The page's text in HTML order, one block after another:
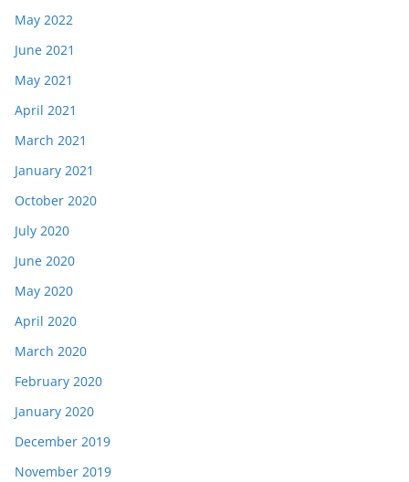
May 2022
June 2021
May 2021
April 2021
March 2021
January 2021
October 2020
July 2020
June 2020
May 2020
April 2020
March 2020
February 2020
January 2020
December 2019
November 2019